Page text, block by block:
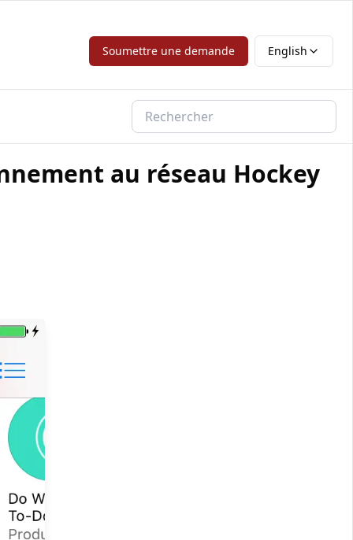
Soumettre une demande English
au réseau Hockey